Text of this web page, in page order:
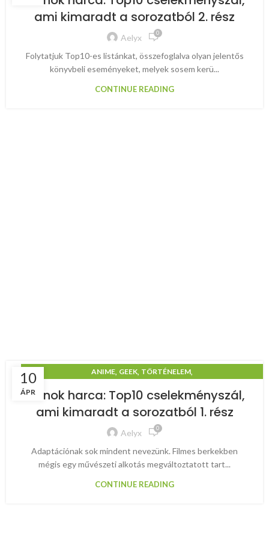
ami kimaradt a sorozatból 2. rész
Aelyx 0
Folytatjuk Top10-es listánkat, összefoglalva olyan jelentős
könyvbeli eseményeket, melyek sosem kerü...
CONTINUE READING
10
ÁPR
ANIME, GEEK, TÖRTÉNELEM,
Trónok harca: Top10 cselekményszál,
ami kimaradt a sorozatból 1. rész
Aelyx 0
Adaptációnak sok mindent nevezünk. Filmes berkekben
mégis egy művészeti alkotás megváltoztatott tart...
CONTINUE READING